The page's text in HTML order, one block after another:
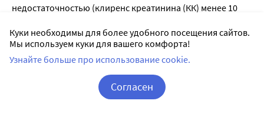
недостаточностью (клиренс креатинина (КК) менее 10
желчью, при этом увеличения их концентра­ции в крови
не наблюдается.
У больных с хроническим гепатитом или
компенсированным циррозом печени
фармакокинетические параметры не изменяются.
Куки необходимы для более удобного посещения сайтов.
Мы используем куки для вашего комфорта!
Узнайте больше про использование cookie.
Согласен